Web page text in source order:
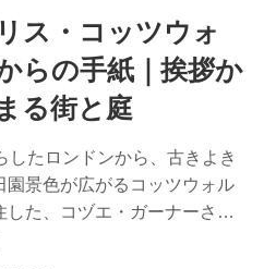
ス・コッツウォ
らの手紙｜挨拶か
る街と庭
したロンドンから、古きよき
園景色が広がるコッツウォル
した、コヅエ・ガーナーさ
なコヅエさんからのお便りを